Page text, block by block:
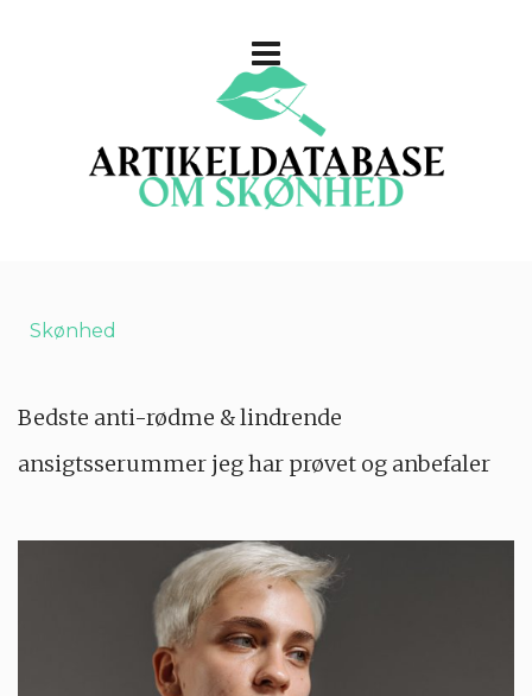
Skønhed
Bedste anti-rødme & lindrende
ansigtsserummer jeg har prøvet og anbefaler